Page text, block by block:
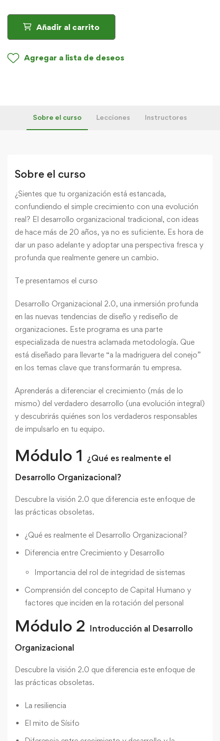
Añadir al carrito
Agregar a lista de deseos
Sobre el curso Lecciones Instructores
Sobre el curso
¿Sientes que tu organización está estancada,
confundiendo el simple crecimiento con una evolución
real? El desarrollo organizacional tradicional, con ideas
de hace más de 20 años, ya no es suficiente. Es hora de
dar un paso adelante y adoptar una perspectiva fresca y
profunda que realmente genere un cambio.
Te presentamos el curso
Desarrollo Organizacional 2.0, una inmersión profunda
en las nuevas tendencias de diseño y rediseño de
organizaciones. Este programa es una parte
especializada de nuestra aclamada metodología. Que
está diseñado para llevarte “a la madriguera del conejo”
en los temas clave que transformarán tu empresa.
Aprenderás a diferenciar el crecimiento (más de lo
mismo) del verdadero desarrollo (una evolución integral)
y descubrirás quiénes son los verdaderos responsables
de impulsarlo en tu equipo.
Módulo 1 ¿Qué es realmente el
Desarrollo Organizacional?
Descubre la visión 2.0 que diferencia este enfoque de
las prácticas obsoletas.
¿Qué es realmente el Desarrollo Organizacional?
Diferencia entre Crecimiento y Desarrollo
Importancia del rol de integridad de sistemas
Comprensión del concepto de Capital Humano y
factores que inciden en la rotación del personal
Módulo 2 Introducción al Desarrollo
Organizacional
Descubre la visión 2.0 que diferencia este enfoque de
las prácticas obsoletas.
La resiliencia
El mito de Sísifo